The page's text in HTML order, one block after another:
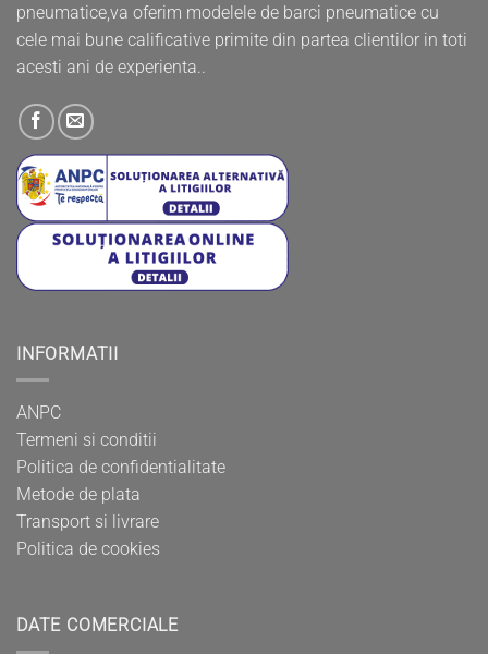
pneumatice,va oferim modelele de barci pneumatice cu
cele mai bune calificative primite din partea clientilor in toti
acesti ani de experienta..
INFORMATII
ANPC
Termeni si conditii
Politica de confidentialitate
Metode de plata
Transport si livrare
Politica de cookies
DATE COMERCIALE